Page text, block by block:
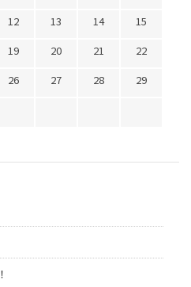
12 13 14
15
19 20 21
22
26 27 28
29